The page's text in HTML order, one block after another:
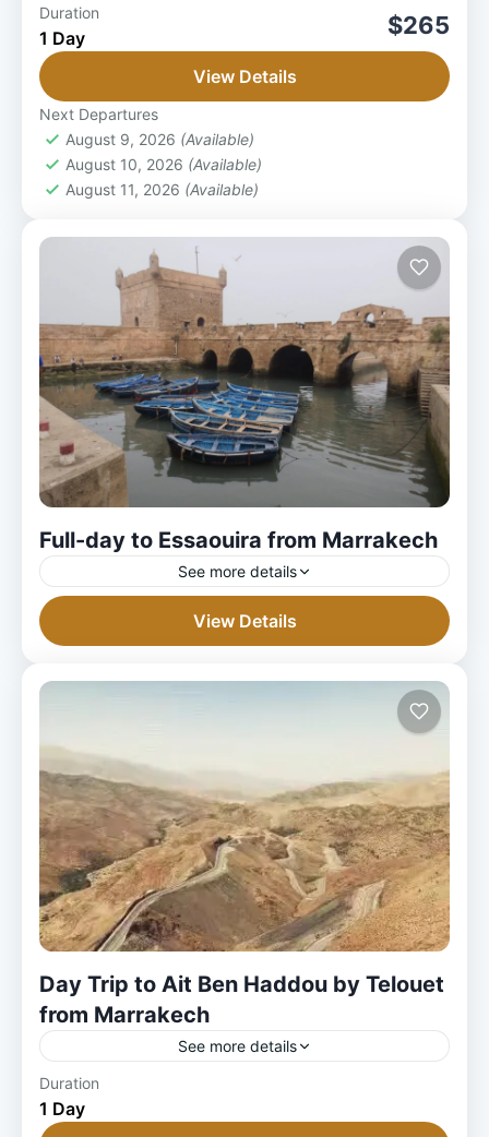
1 Person
Duration
1 Day $265
View Details
Next Departures
August 9, 2026 (Available)
August 10, 2026 (Available)
August 11, 2026 (Available)
Full-day to Essaouira from Marrakech
See more details
View Details
Day Trip to Ait Ben Haddou by Telouet
from Marrakech
See more details
1 Person
Duration
1 Day